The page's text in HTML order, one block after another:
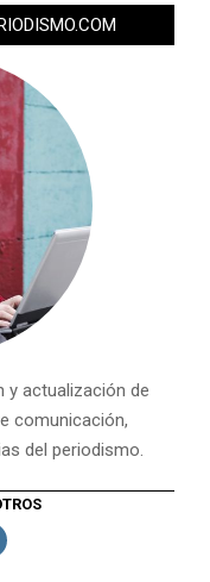
y actualización de
comunicación,
del periodismo.